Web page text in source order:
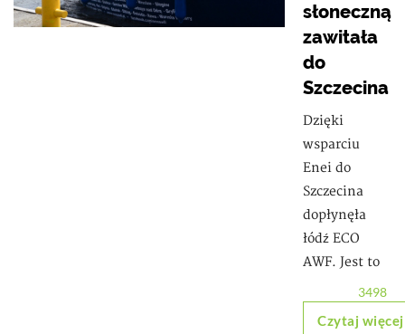
słoneczną
zawitała
do
Szczecina
Dzięki
wsparciu
Enei do
Szczecina
dopłynęła
łódź ECO
AWF. Jest to
3498
Czytaj więcej